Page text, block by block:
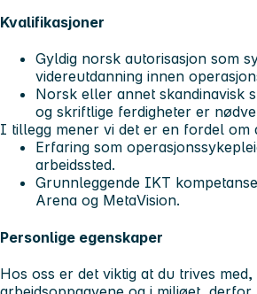
Kvalifikasjoner
Gyldig norsk autorisasjon som
videreutdanning innen
Norsk eller annet skandinavisk
og skriftlige ferdigheter er
I tillegg mener vi det er en fordel om
Erfaring som
arbeidssted.
Grunnleggende IKT
Arena og MetaVision.
Personlige egenskaper
Hos oss er det viktig at du trives